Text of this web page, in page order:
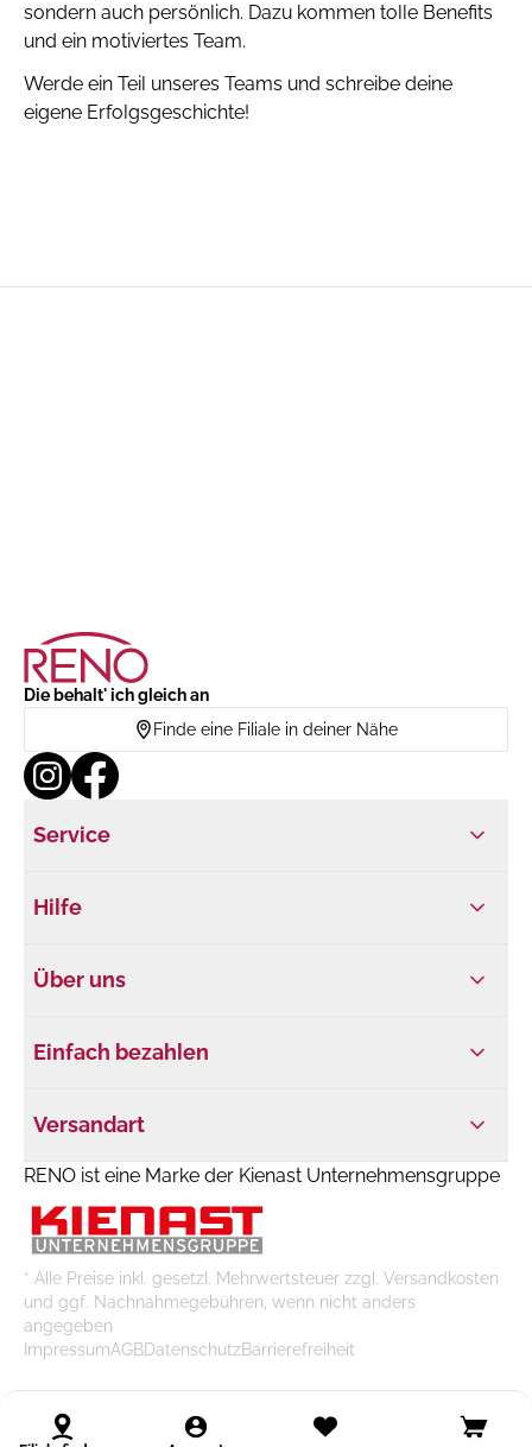
sondern auch persönlich. Dazu kommen tolle Benefits
und ein motiviertes Team.
Werde ein Teil unseres Teams und schreibe deine
eigene Erfolgsgeschichte!
Die behalt' ich gleich an
Finde eine Filiale in deiner Nähe
Service
Hilfe
Über uns
Einfach bezahlen
Versandart
RENO ist eine Marke der Kienast Unternehmensgruppe
* Alle Preise inkl. gesetzl. Mehrwertsteuer zzgl. Versandkosten
und ggf. Nachnahmegebühren, wenn nicht anders
angegeben
ImpressumAGBDatenschutzBarrierefreiheit